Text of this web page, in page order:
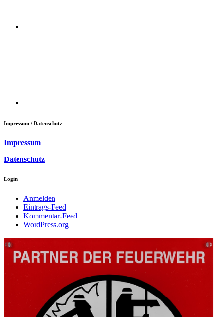
Impressum / Datenschutz
Impressum
Datenschutz
Login
Anmelden
Eintrags-Feed
Kommentar-Feed
WordPress.org